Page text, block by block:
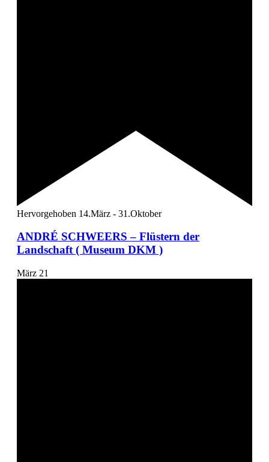
Hervorgehoben 14.März - 31.Oktober
ANDRÉ SCHWEERS – Flüstern der
Landschaft ( Museum DKM )
März 21